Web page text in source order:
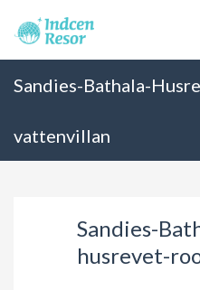
Sandies-Bathala-
vattenvillan
Sandies-
husrevet-